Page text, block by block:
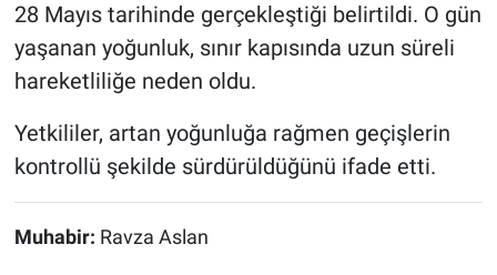
28 Mayıs tarihinde gerçekleştiği belirtildi. O gün
yaşanan yoğunluk, sınır kapısında uzun süreli
hareketliliğe neden oldu.
Yetkililer, artan yoğunluğa rağmen geçişlerin
kontrollü şekilde sürdürüldüğünü ifade etti.
Muhabir: Ravza Aslan